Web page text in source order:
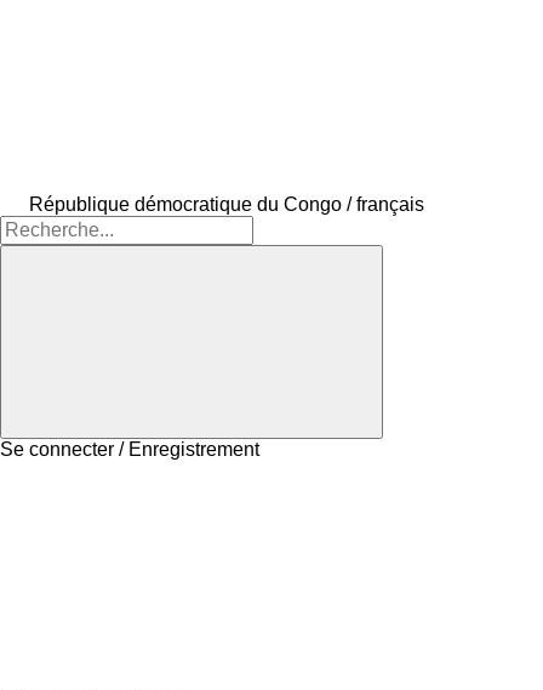
République démocratique du Congo / français
Se connecter / Enregistrement